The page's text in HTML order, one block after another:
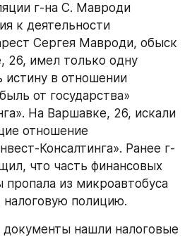
г-на С. Мавроди
к деятельности
Сергея Мавроди, обыск
26, имел только одну
истину в отношении
от государства»
На Варшавке, 26, искали
отношение
Консалтинга». Ранее г-
что часть финансовых
из микроавтобуса
налоговую полицию.
документы нашли налоговые